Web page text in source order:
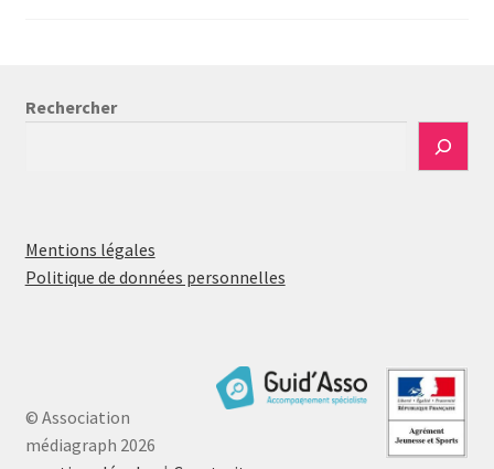
Rechercher
Mentions légales
Politique de données personnelles
© Association
médiagraph 2026